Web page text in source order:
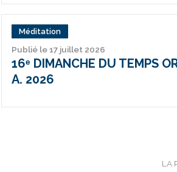
Méditation
Publié le 17 juillet 2026
16ᵉ DIMANCHE DU TEMPS
A. 2026
LA